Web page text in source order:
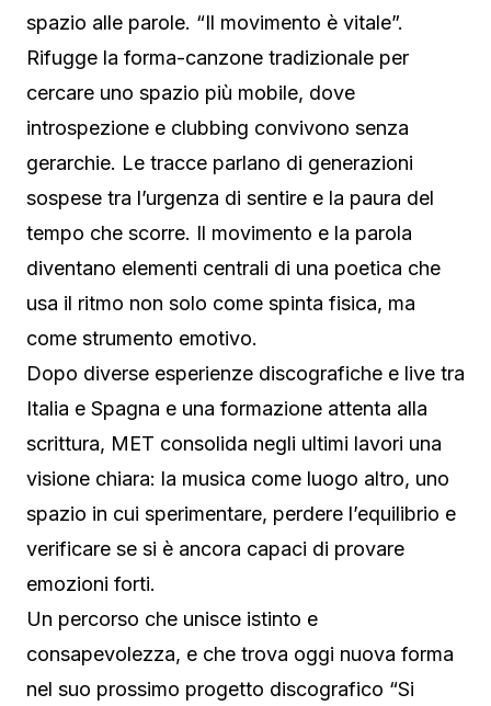
spazio alle parole. “Il movimento è vitale”.
Rifugge la forma-canzone tradizionale per
cercare uno spazio più mobile, dove
introspezione e clubbing convivono senza
gerarchie. Le tracce parlano di generazioni
sospese tra l’urgenza di sentire e la paura del
tempo che scorre. Il movimento e la parola
diventano elementi centrali di una poetica che
usa il ritmo non solo come spinta fisica, ma
come strumento emotivo.
Dopo diverse esperienze discografiche e live tra
Italia e Spagna e una formazione attenta alla
scrittura, MET consolida negli ultimi lavori una
visione chiara: la musica come luogo altro, uno
spazio in cui sperimentare, perdere l’equilibrio e
verificare se si è ancora capaci di provare
emozioni forti.
Un percorso che unisce istinto e
consapevolezza, e che trova oggi nuova forma
nel suo prossimo progetto discografico “Si